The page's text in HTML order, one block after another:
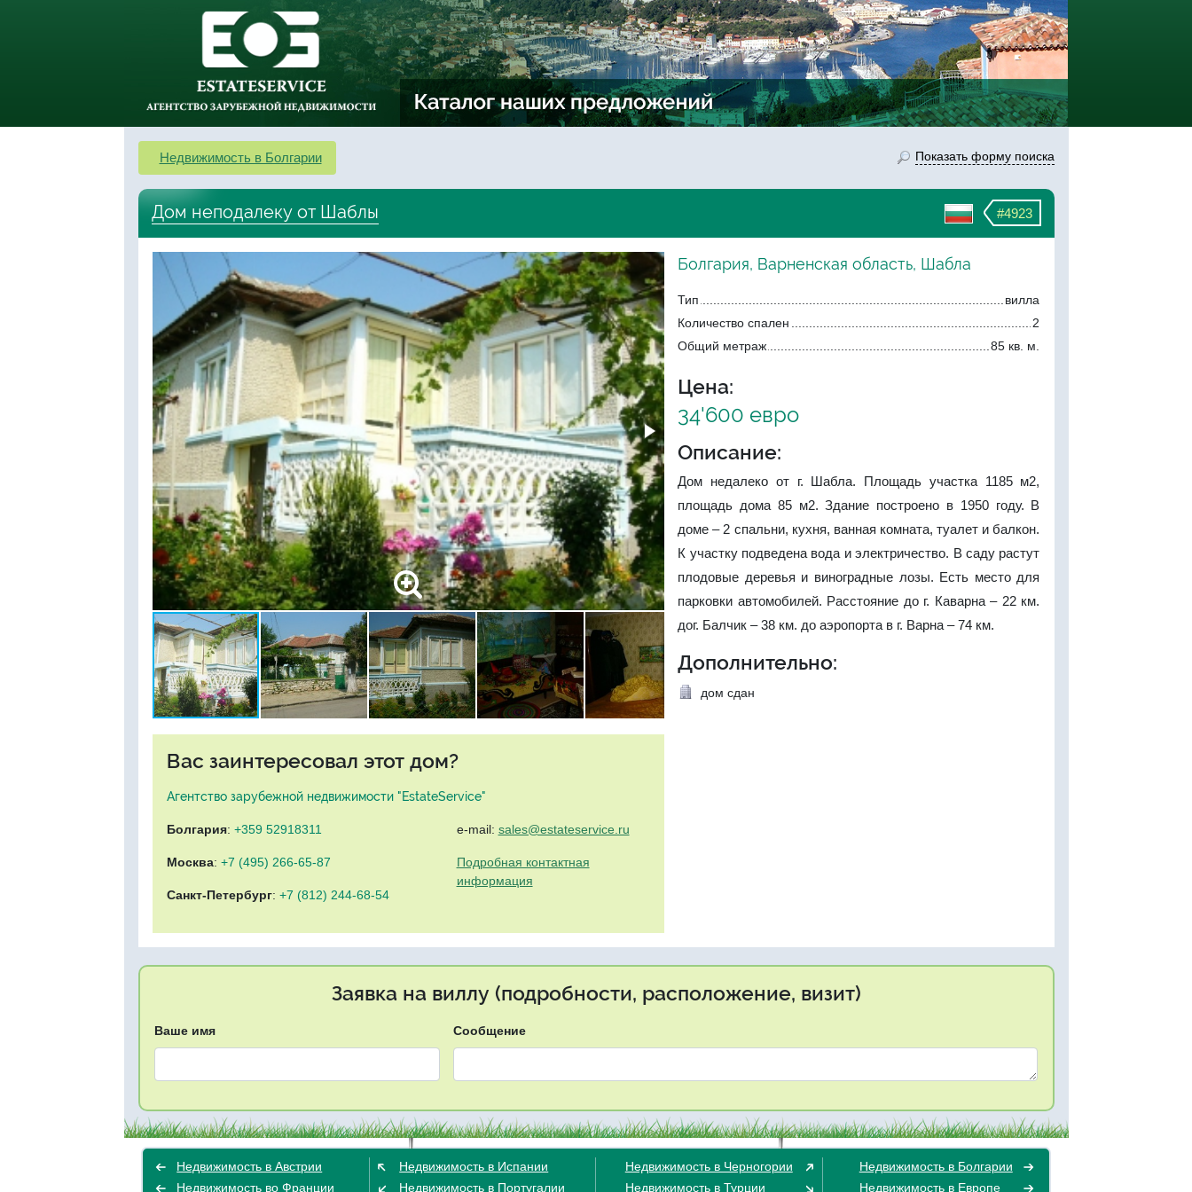
Недвижимость в Болгарии Показать форму поиска
#4923
Дом неподалеку от Шаблы
Вас заинтересовал этот дом?
Агентство зарубежной недвижимости "EstateService"
Болгария: +359 52918311
Москва: +7 (495) 266-65-87
Санкт-Петербург: +7 (812) 244-68-54
e-mail: sales@estateservice.ru
Подробная контактная
информация
Болгария, Варненская область, Шабла
Тип
вилла
Количество спален
2
Общий метраж
85 кв. м.
Цена:
34'600 евро
Описание:
Дом недалеко от г. Шабла. Площадь участка 1185 м2,
площадь дома 85 м2. Здание построено в 1950 году. В
доме – 2 спальни, кухня, ванная комната, туалет и балкон.
К участку подведена вода и электричество. В саду растут
плодовые деревья и виноградные лозы. Есть место для
парковки автомобилей. Расстояние до г. Каварна – 22 км.
дог. Балчик – 38 км. до аэропорта в г. Варна – 74 км.
Дополнительно:
дом сдан
Заявка на виллу (подробности, расположение, визит)
Ваше имя Сообщение
Недвижимость в Австрии
Недвижимость во Франции
Недвижимость в Испании
Недвижимость в Португалии
Недвижимость в Черногории
Недвижимость в Турции
Недвижимость в Болгарии
Недвижимость в Европе